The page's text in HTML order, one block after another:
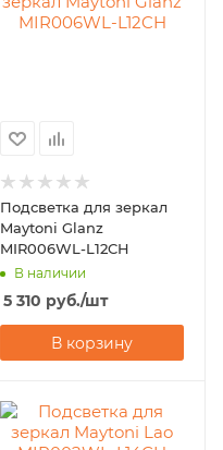
Подсветка для зеркал
Maytoni Glanz
MIR006WL-L12CH
В наличии
5 310 руб./шт
В корзину